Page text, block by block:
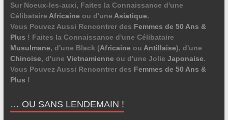
Sur Noeux-les-auxi, Faites la Connaissance d'une
Célibataire Africaine ou d'une Asiatique.
Vous Pouvez Aussi Rencontrer des Femmes de 50 Ans &
Plus ! Faites la Connaissance d'une Célibataire
Musulmane, d'une Black (Africaine ou Antillaise), d'une
Chinoise, d'une Vietnamienne ou d'une Jolie Japonaise.
Vous Pouvez Aussi Rencontrer des Femmes de 50 Ans &
Plus !
… OU SANS LENDEMAIN !